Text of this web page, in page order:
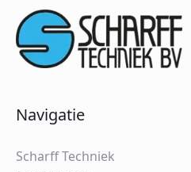
Navigatie
Scharff Techniek